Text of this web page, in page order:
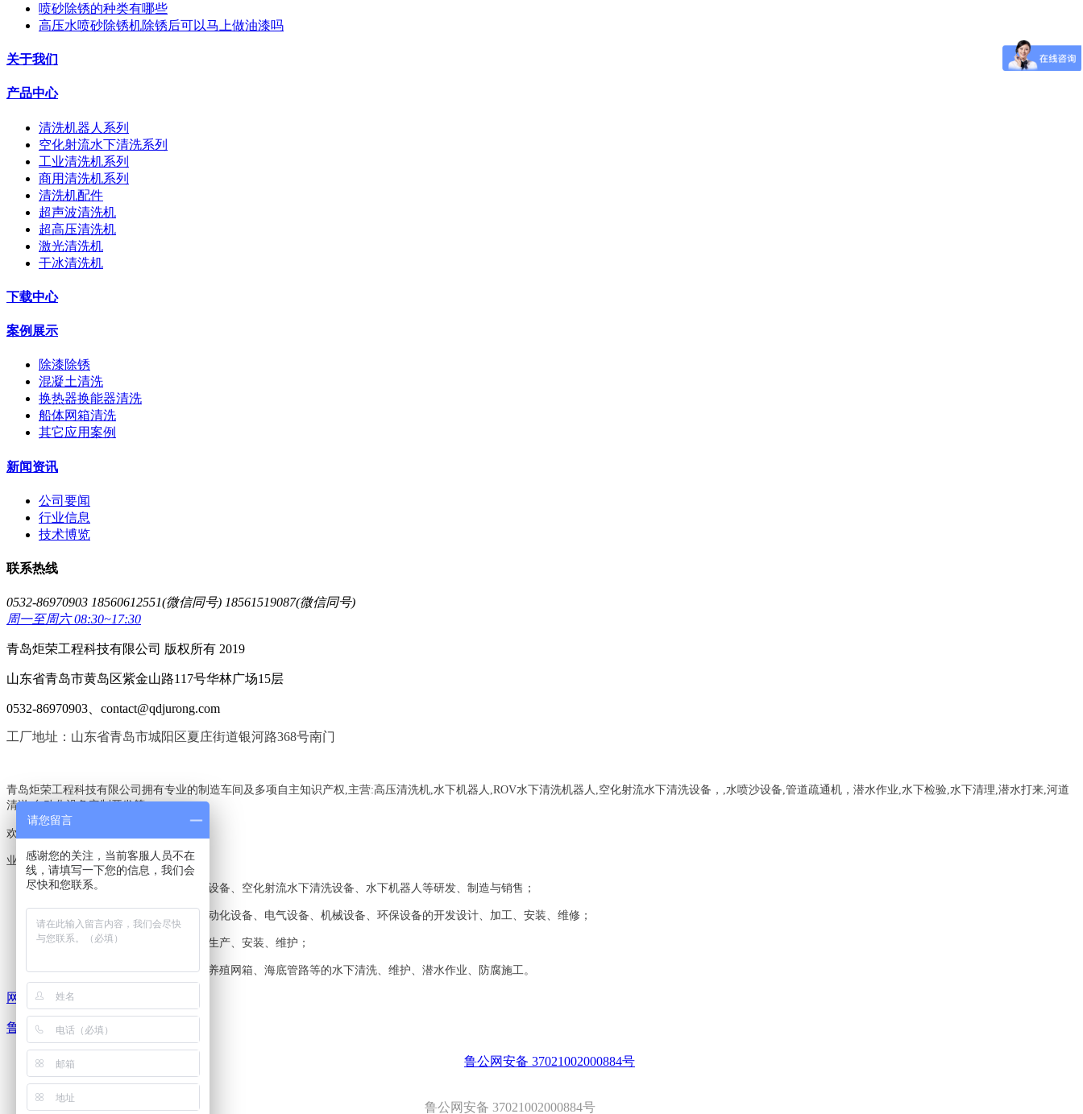
喷砂除锈的种类有哪些
高压水喷砂除锈机除锈后可以马上做油漆吗
关于我们
产品中心
清洗机器人系列
空化射流水下清洗系列
工业清洗机系列
商用清洗机系列
清洗机配件
超声波清洗机
超高压清洗机
激光清洗机
干冰清洗机
下载中心
案例展示
除漆除锈
混凝土清洗
换热器换能器清洗
船体网箱清洗
其它应用案例
新闻资讯
公司要闻
行业信息
技术博览
联系热线
0532-86970903 18560612551(微信同号) 18561519087(微信同号)
周一至周六 08:30~17:30
青岛炬荣工程科技有限公司 版权所有 2019
山东省青岛市黄岛区紫金山路117号华林广场15层
0532-86970903、contact@qdjurong.com
工厂地址：山东省青岛市城阳区夏庄街道银河路368号南门
青岛炬荣工程科技有限公司拥有专业的制造车间及多项自主知识产权,主营:高压清洗机,水下机器人,ROV水下清洗机器人,空化射流水下清洗设备， ,水喷沙设备,管道疏通机 ， 潜水作业,水下检验,水下清理,潜水打来,河道
清淤,自动化设备定制开发等,
欢迎电询:18560612551,18561519087
业务范围：
工业高压清洗机、新型环保水喷沙设备、空化射流水下清洗设备、水下机器人等研发、制造与销售；
各类非标设备、工业设备、机电自动化设备、电气设备、机械设备、环保设备的开发设计、加工、安装、维修；
自动化生产线及配套装置的设计、生产、安装、维护；
专业工程施工：船舶、海洋平台、养殖网箱、海底管路等的水下清洗、维护、潜水作业、防腐施工。
网站地图
鲁ICP备13014002号-1
鲁公网安备 37021002000884号
鲁公网安备 37021002000884号
请您留言
感谢您的关注，当前客服人员不在
线，请填写一下您的信息，我们会
尽快和您联系。